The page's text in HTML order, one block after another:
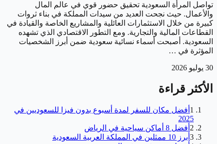
تواصل المرأة السعودية تحقيق حضور قوي في عالم المال
والأعمال. حيث نجحت العديد من سيدات المملكة في بناء ثروات
كبيرة من خلال الاستثمارات العائلية والمشاريع الخاصة والقيادة في
القطاعات المالية والتجارية. ومع التطور الاقتصادي الذي تشهده
السعودية. أصبحت أسماء نسائية سعودية ضمن أبرز الشخصيات
المؤثرة في …
30 يوليو 2026
الأكثر قراءة
1 أفضل مكان للسفر لمدة أسبوع بدون فيزا للسعوديين في
2025
2 أفضل 8 أماكن سياحية في الرياض
3 أبرز 10 ممثلين في المملكة العربية السعودية